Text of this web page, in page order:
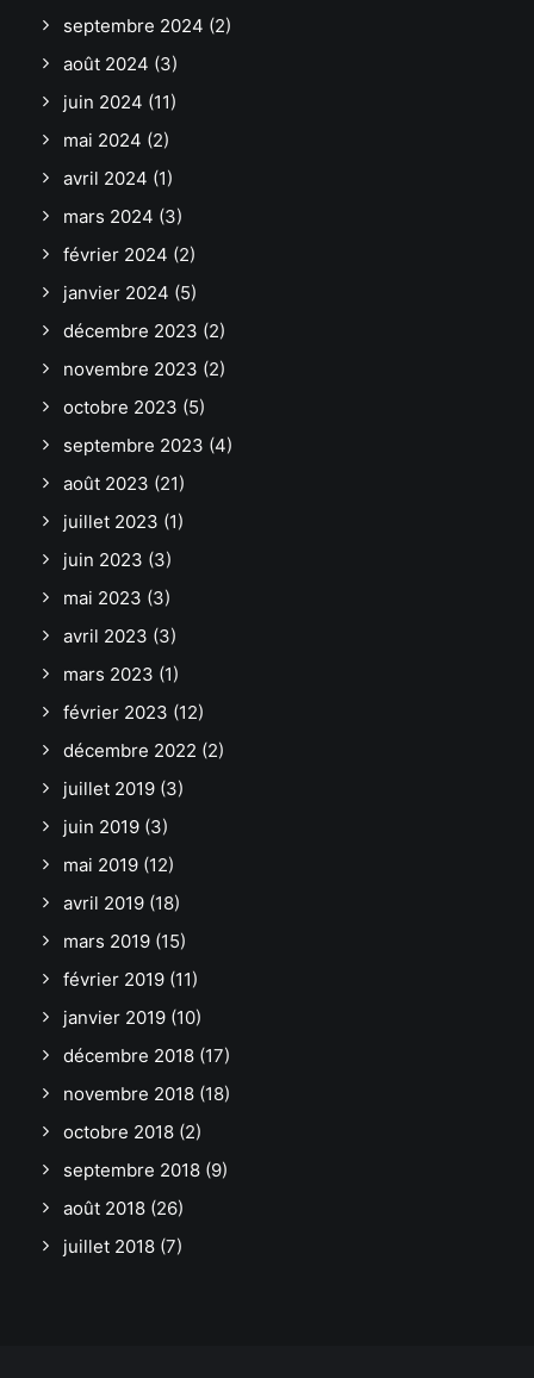
septembre 2024 (2)
août 2024 (3)
juin 2024 (11)
mai 2024 (2)
avril 2024 (1)
mars 2024 (3)
février 2024 (2)
janvier 2024 (5)
décembre 2023 (2)
novembre 2023 (2)
octobre 2023 (5)
septembre 2023 (4)
août 2023 (21)
juillet 2023 (1)
juin 2023 (3)
mai 2023 (3)
avril 2023 (3)
mars 2023 (1)
février 2023 (12)
décembre 2022 (2)
juillet 2019 (3)
juin 2019 (3)
mai 2019 (12)
avril 2019 (18)
mars 2019 (15)
février 2019 (11)
janvier 2019 (10)
décembre 2018 (17)
novembre 2018 (18)
octobre 2018 (2)
septembre 2018 (9)
août 2018 (26)
juillet 2018 (7)